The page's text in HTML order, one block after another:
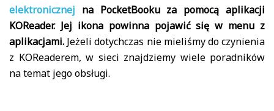
elektronicznej na PocketBooku za pomocą aplikacji
KOReader. Jej ikona powinna pojawić się w menu z
aplikacjami. Jeżeli dotychczas nie mieliśmy do czynienia
z KOReaderem, w sieci znajdziemy wiele poradników
na temat jego obsługi.